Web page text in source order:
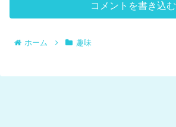
コメントを書き込む
ホーム 趣味